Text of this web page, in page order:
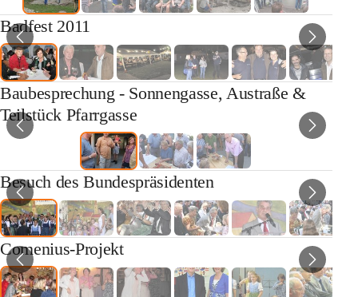
Badfest 2011
Baubesprechung - Sonnengasse, Austraße &
Teilstück Pfarrgasse
Besuch des Bundespräsidenten
Comenius-Projekt